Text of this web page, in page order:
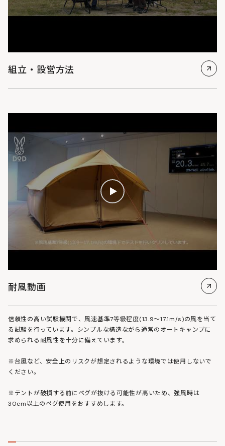
組立・設営方法
耐風動画
信頼性の高い試験機関で、風速基準7等級程度(13.9～17.1m/s)の風を当て
る試験を行っています。シンプルな構造ながら通常のオートキャンプに
求められる耐風性を十分に備えています。
※台風など、安全上のリスクが想定されるような環境では使用しないで
ください。
※テントが破損する前にペグが抜ける可能性が高いため、強風時は
30cm以上のペグ使用をおすすめします。